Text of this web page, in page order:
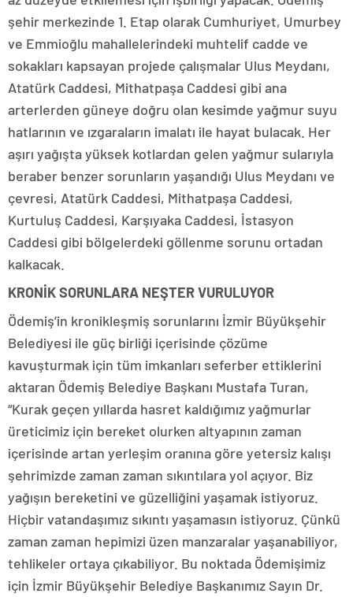
şehir merkezinde 1. Etap olarak Cumhuriyet, Umurbey
ve Emmioğlu mahallelerindeki muhtelif cadde ve
sokakları kapsayan projede çalışmalar Ulus Meydanı,
Atatürk Caddesi, Mithatpaşa Caddesi gibi ana
arterlerden güneye doğru olan kesimde yağmur suyu
hatlarının ve ızgaraların imalatı ile hayat bulacak. Her
aşırı yağışta yüksek kotlardan gelen yağmur sularıyla
beraber benzer sorunların yaşandığı Ulus Meydanı ve
çevresi, Atatürk Caddesi, Mithatpaşa Caddesi,
Kurtuluş Caddesi, Karşıyaka Caddesi, İstasyon
Caddesi gibi bölgelerdeki göllenme sorunu ortadan
kalkacak.
KRONİK SORUNLARA NEŞTER VURULUYOR
Ödemiş’in kronikleşmiş sorunlarını İzmir Büyükşehir
Belediyesi ile güç birliği içerisinde çözüme
kavuşturmak için tüm imkanları seferber ettiklerini
aktaran Ödemiş Belediye Başkanı Mustafa Turan,
“Kurak geçen yıllarda hasret kaldığımız yağmurlar
üreticimiz için bereket olurken altyapının zaman
içerisinde artan yerleşim oranına göre yetersiz kalışı
şehrimizde zaman zaman sıkıntılara yol açıyor. Biz
yağışın bereketini ve güzelliğini yaşamak istiyoruz.
Hiçbir vatandaşımız sıkıntı yaşamasın istiyoruz. Çünkü
zaman zaman hepimizi üzen manzaralar yaşanabiliyor,
tehlikeler ortaya çıkabiliyor. Bu noktada Ödemişimiz
için İzmir Büyükşehir Belediye Başkanımız Sayın Dr.